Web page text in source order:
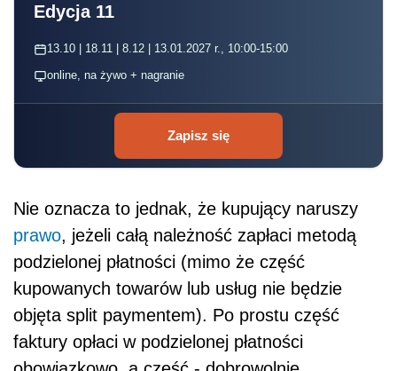
Edycja 11
13.10 | 18.11 | 8.12 | 13.01.2027 r., 10:00-15:00
online, na żywo + nagranie
Zapisz się
Nie oznacza to jednak, że kupujący naruszy
prawo, jeżeli całą należność zapłaci metodą
podzielonej płatności (mimo że część
kupowanych towarów lub usług nie będzie
objęta split paymentem). Po prostu część
faktury opłaci w podzielonej płatności